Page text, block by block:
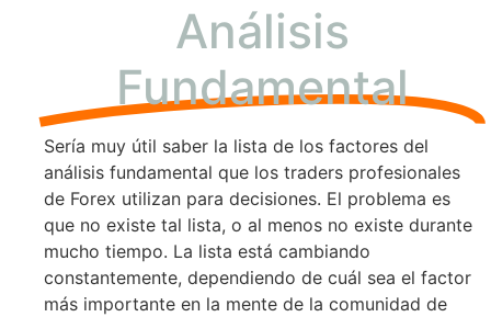
Análisis
Fundamental
Sería muy útil saber la lista de los factores del
análisis fundamental que los traders profesionales
de Forex utilizan para decisiones. El problema es
que no existe tal lista, o al menos no existe durante
mucho tiempo. La lista está cambiando
constantemente, dependiendo de cuál sea el factor
más importante en la mente de la comunidad de